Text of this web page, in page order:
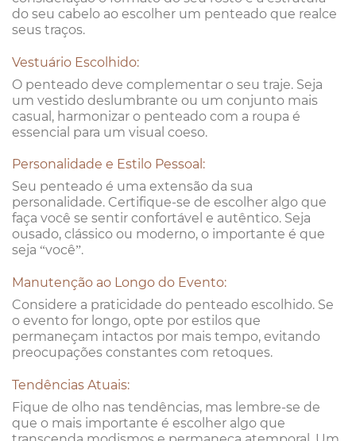
do seu cabelo ao escolher um penteado que realce
seus traços.
Vestuário Escolhido:
O penteado deve complementar o seu traje. Seja
um vestido deslumbrante ou um conjunto mais
casual, harmonizar o penteado com a roupa é
essencial para um visual coeso.
Personalidade e Estilo Pessoal:
Seu penteado é uma extensão da sua
personalidade. Certifique-se de escolher algo que
faça você se sentir confortável e autêntico. Seja
ousado, clássico ou moderno, o importante é que
seja “você”.
Manutenção ao Longo do Evento:
Considere a praticidade do penteado escolhido. Se
o evento for longo, opte por estilos que
permaneçam intactos por mais tempo, evitando
preocupações constantes com retoques.
Tendências Atuais:
Fique de olho nas tendências, mas lembre-se de
que o mais importante é escolher algo que